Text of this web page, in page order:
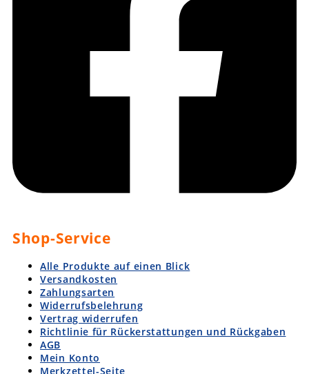
Shop-Service
Alle Produkte auf einen Blick
Versandkosten
Zahlungsarten
Widerrufsbelehrung
Vertrag widerrufen
Richtlinie für Rückerstattungen und Rückgaben
AGB
Mein Konto
Merkzettel-Seite